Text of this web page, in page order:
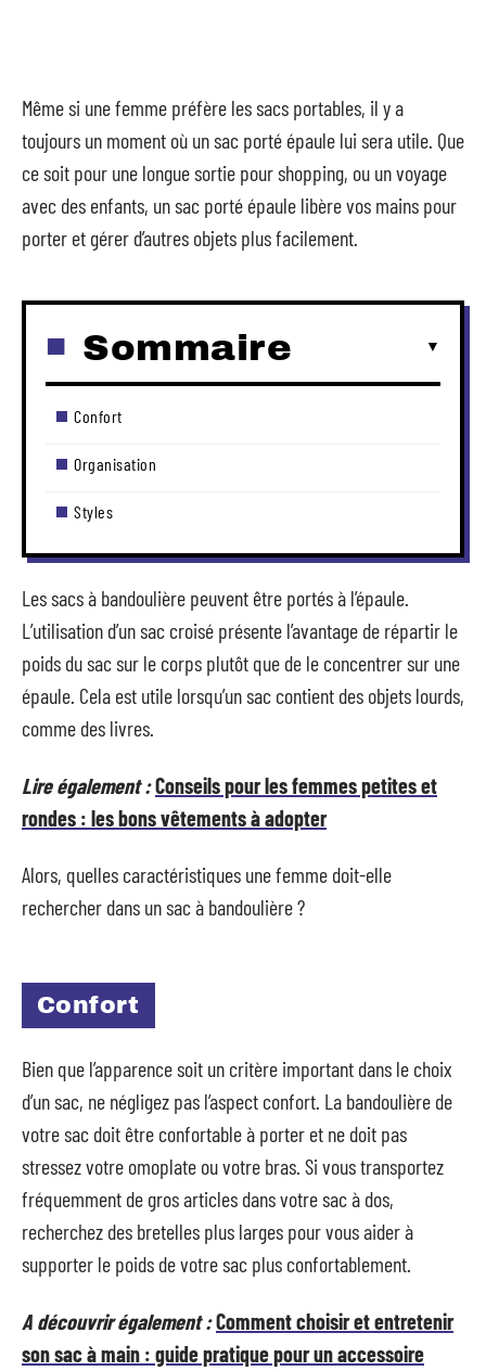
Même si une femme préfère les sacs portables, il y a
toujours un moment où un sac porté épaule lui sera utile. Que
ce soit pour une longue sortie pour shopping, ou un voyage
avec des enfants, un sac porté épaule libère vos mains pour
porter et gérer d’autres objets plus facilement.
Sommaire
Confort
Organisation
Styles
Les sacs à bandoulière peuvent être portés à l’épaule.
L’utilisation d’un sac croisé présente l’avantage de répartir le
poids du sac sur le corps plutôt que de le concentrer sur une
épaule. Cela est utile lorsqu’un sac contient des objets lourds,
comme des livres.
Lire également :Conseils pour les femmes petites et
rondes : les bons vêtements à adopter
Alors, quelles caractéristiques une femme doit-elle
rechercher dans un sac à bandoulière ?
Confort
Bien que l’apparence soit un critère important dans le choix
d’un sac, ne négligez pas l’aspect confort. La bandoulière de
votre sac doit être confortable à porter et ne doit pas
stressez votre omoplate ou votre bras. Si vous transportez
fréquemment de gros articles dans votre sac à dos,
recherchez des bretelles plus larges pour vous aider à
supporter le poids de votre sac plus confortablement.
A découvrir également :Comment choisir et entretenir
son sac à main : guide pratique pour un accessoire